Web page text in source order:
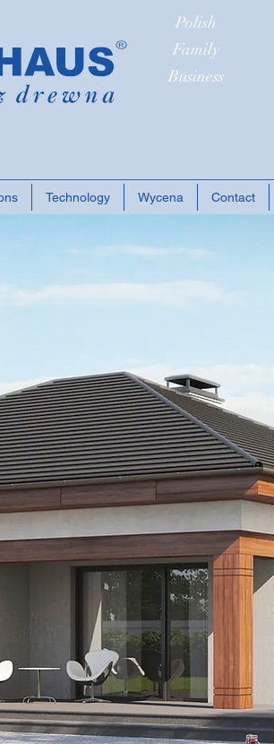
Polish
Family
Business
Technology Wycena Contact